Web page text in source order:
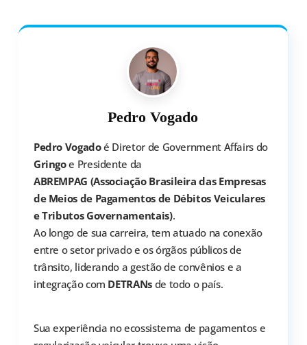
Pedro Vogado
Pedro Vogadoé Diretor de Government Affairs do
Gringoe Presidente da
ABREMPAG (Associação Brasileira das Empresas
de Meios de Pagamentos de Débitos Veiculares
e Tributos Governamentais).
Ao longo de sua carreira, tem atuado na conexão
entre o setor privado e os órgãos públicos de
trânsito, liderando a gestão de convênios e a
integração com DETRANsde todo o país.
Sua experiência no ecossistema de pagamentos e